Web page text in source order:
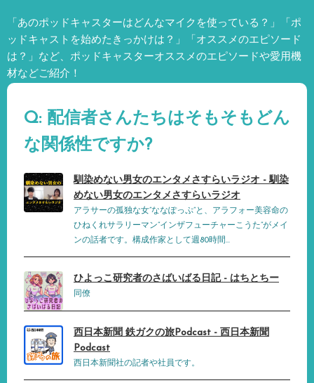
「あのポッドキャスターはどんなマイクを使っている？」「ポ
ッドキャストを始めたきっかけは？」「オススメのエピソード
は？」など、 ポッドキャスターオススメのエピソードや愛用機
材などご紹介！
Q: 配信者さんたちはそもそもどん
な関係性ですか?
馴染めない男女のエンタメさすらいラジオ - 馴染
めない男女のエンタメさすらいラジオ
アラサーの孤独な女”ななぽっぷ”と、アラフォー美容命の
ひねくれサラリーマン”インザフューチャーこうた”がメイ
ンの話者です。構成作家として週80時間...
ひよっこ研究者のさばいばる日記 - はちとちー
同僚
西日本新聞 鉄ガクの旅Podcast - 西日本新聞
Podcast
西日本新聞社の記者や社員です。